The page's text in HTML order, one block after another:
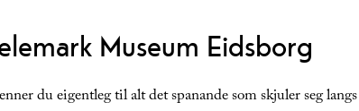
Museum Eidsborg
du eigentleg til alt det spanande som skjuler seg